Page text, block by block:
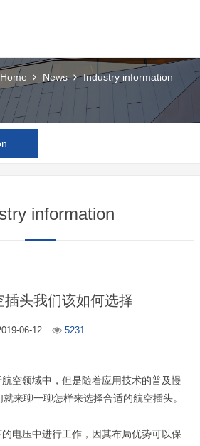
Home News Industry information
information
插头我们该如何选择
06-12 5231
空领域中，但是随着应用技术的普及慢
来聊一聊怎样来选择合适的航空插头。
电压中进行工作，因其布局优势可以保